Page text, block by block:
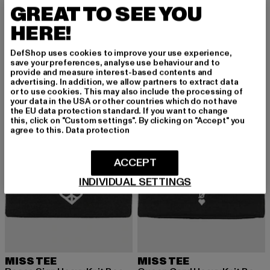
LONSDALE LONDON
EMBSAY
19,90 EUR
Derzeitiger Preis: 19,90 EUR
LONSDALE LONDON
BRIDPORT
-40%
MISS TEE
-25%
MISS TEE
GREAT TO SEE YOU
HERE!
DefShop uses cookies to improve your use experience,
save your preferences, analyse use behaviour and to
provide and measure interest-based contents and
advertising. In addition, we allow partners to extract data
or to use cookies. This may also include the processing of
your data in the USA or other countries which do not have
the EU data protection standard. If you want to change
this, click on "Custom settings". By clicking on "Accept" you
agree to this. Data protection
INDIVIDUAL SETTINGS
ACCEPT